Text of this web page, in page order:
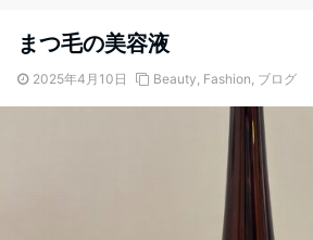
まつ毛の美容液
2025年4月10日 Beauty, Fashion, ブログ